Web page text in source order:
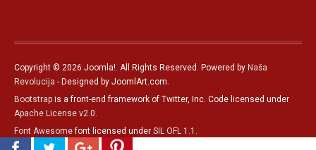
Copyright © 2026 Joomla!. All Rights Reserved. Powered by Naša
Revolucija - Designed by JoomlArt.com.
Bootstrap is a front-end framework of Twitter, Inc. Code licensed under
Apache License v2.0
Font Awesomefont licensed under SIL OFL 1.1